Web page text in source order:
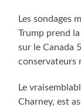
Les sondages
Trump prend
sur le Canada
conservateurs
Le
Charney, est